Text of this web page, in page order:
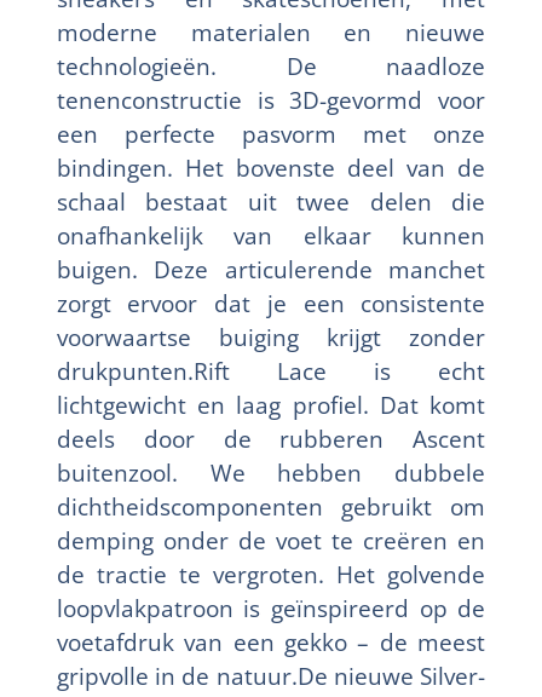
moderne materialen en nieuwe
technologieën. De naadloze
tenenconstructie is 3D-gevormd voor
een perfecte pasvorm met onze
bindingen. Het bovenste deel van de
schaal bestaat uit twee delen die
onafhankelijk van elkaar kunnen
buigen. Deze articulerende manchet
zorgt ervoor dat je een consistente
voorwaartse buiging krijgt zonder
drukpunten.Rift Lace is echt
lichtgewicht en laag profiel. Dat komt
deels door de rubberen Ascent
buitenzool. We hebben dubbele
dichtheidscomponenten gebruikt om
demping onder de voet te creëren en
de tractie te vergroten. Het golvende
loopvlakpatroon is geïnspireerd op de
voetafdruk van een gekko – de meest
gripvolle in de natuur.De nieuwe Silver-